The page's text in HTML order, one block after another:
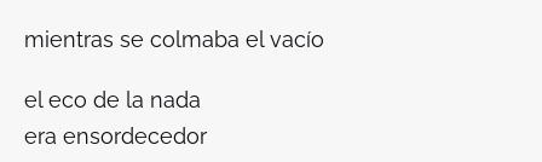
mientras se colmaba el vacío
el eco de la nada
era ensordecedor